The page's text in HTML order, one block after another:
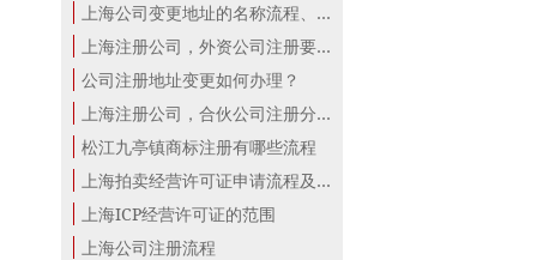
上海公司变更地址的名称流程、材料、...
上海注册公司，外资公司注册要点！
公司注册地址变更如何办理？
上海注册公司，合伙公司注册分析！
松江九亭镇商标注册有哪些流程
上海拍卖经营许可证申请流程及材料
上海ICP经营许可证的范围
上海公司注册流程